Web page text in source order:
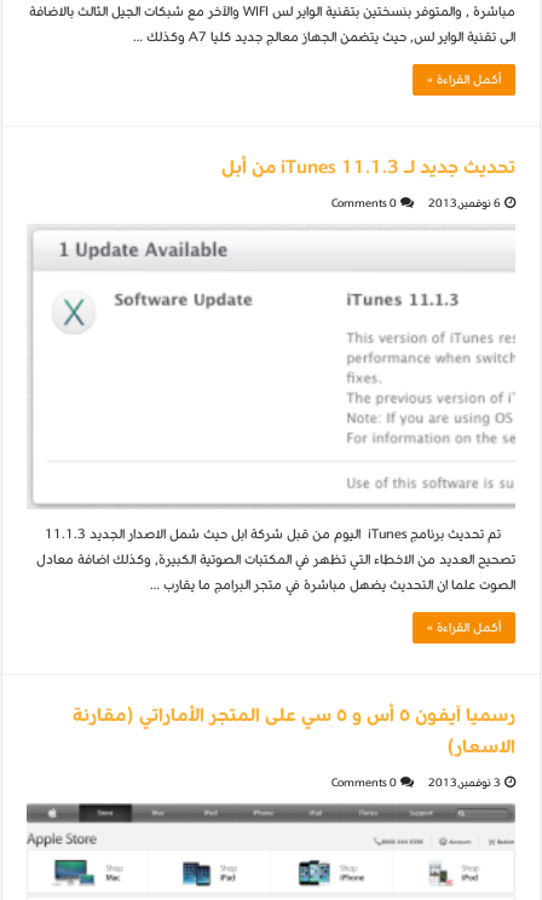
مباشرة , والمتوفر بنسختين بتقنية الواير لس WIFI والآخر مع شبكات الجيل الثالث بالاضافة
الى تقنية الواير لس, حيث يتضمن الجهاز معالج جديد كليا A7 وكذلك …
أكمل القراءة »
تحديث جديد لـ iTunes 11.1.3 من أبل
6 نوفمبر,2013 0 Comments
تم تحديث برنامج iTunes اليوم من قبل شركة ابل حيث شمل الاصدار الجديد 11.1.3
تصحيح العديد من الاخطاء التي تظهر في المكتبات الصوتية الكبيرة, وكذلك اضافة معادل
الصوت علما ان التحديث يضهل مباشرة في متجر البرامج ما يقارب …
أكمل القراءة »
رسميا آيفون ٥ أس و ٥ سي على المتجر الأماراتي (مقارنة
الاسعار)
3 نوفمبر,2013 0 Comments